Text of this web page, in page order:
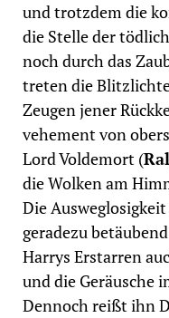
und trotzdem die
die Stelle der
noch durch das
treten die
Zeugen jener
vehement von
Lord Voldemort (
die Wolken am
Die
geradezu
Harrys Erstarren
und die Geräusche
Dennoch reißt ihn